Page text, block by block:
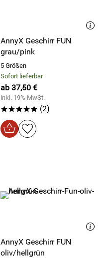
AnnyX Geschirr FUN
grau/pink
5 Größen
Sofort lieferbar
ab 37,50 €
inkl. 19% MwSt.
***** (2)
AnnyX Geschirr FUN
oliv/hellgrün